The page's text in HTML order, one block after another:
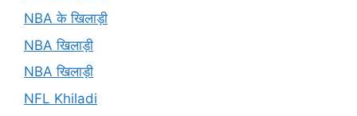
NBA के खिलाड़ी
NBA खिलाड़ी
NBA खिलाड़ी
NFL Khiladi